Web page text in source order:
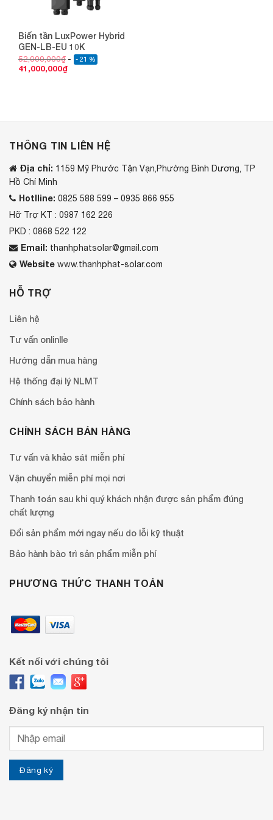
Biến tần LuxPower Hybrid
GEN-LB-EU 10K
52,000,000₫ - 21 %
41,000,000₫
THÔNG TIN LIÊN HỆ
Địa chỉ: 1159 Mỹ Phước Tận Vạn,Phường Bình Dương, TP
Hồ Chí Minh
Hotlline: 0825 588 599 – 0935 866 955
Hỡ Trợ KT : 0987 162 226
PKD : 0868 522 122
Email: thanhphatsolar@gmail.com
Website www.thanhphat-solar.com
HỖ TRỢ
Liên hệ
Tư vấn onlinlle
Hướng dẫn mua hàng
Hệ thống đại lý NLMT
Chính sách bảo hành
CHÍNH SÁCH BÁN HÀNG
Tư vấn và khảo sát miễn phí
Vận chuyển miễn phí mọi nơi
Thanh toán sau khi quý khách nhận được sản phẩm đúng
chất lượng
Đổi sản phẩm mới ngay nếu do lỗi kỹ thuật
Bảo hành bào trì sản phẩm miễn phí
PHƯƠNG THỨC THANH TOÁN
Kết nối với chúng tôi
Đăng ký nhận tin